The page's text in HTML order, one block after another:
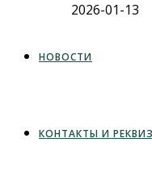
2026-01-13
НОВОСТИ
КОНТАКТЫ И